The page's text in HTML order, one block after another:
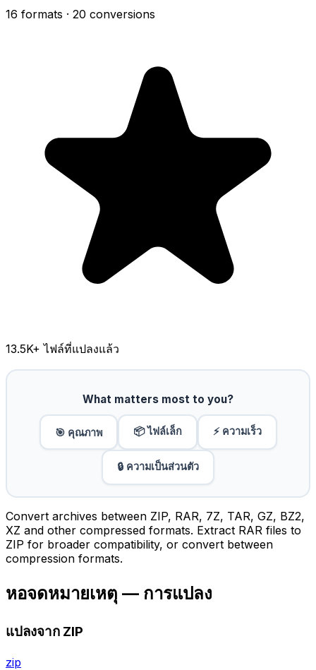
16 formats · 20 conversions
13.5K+ ไฟล์ที่แปลงแล้ว
What matters most to you?
🎯 คุณภาพ 📦 ไฟล์เล็ก ⚡ ความเร็ว
🔒 ความเป็นส่วนตัว
Convert archives between ZIP, RAR, 7Z, TAR, GZ, BZ2,
XZ and other compressed formats. Extract RAR files to
ZIP for broader compatibility, or convert between
compression formats.
หอจดหมายเหตุ — การแปลง
แปลงจาก ZIP
zip